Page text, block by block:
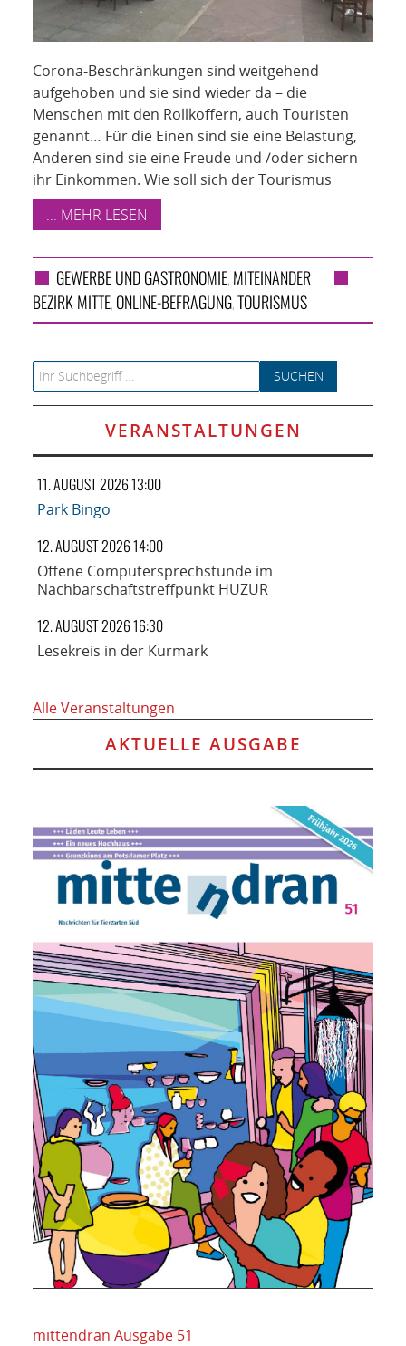
Corona-Beschränkungen sind weitgehend
aufgehoben und sie sind wieder da – die
Menschen mit den Rollkoffern, auch Touristen
genannt… Für die Einen sind sie eine Belastung,
Anderen sind sie eine Freude und /oder sichern
ihr Einkommen. Wie soll sich der Tourismus
... MEHR LESEN
GEWERBE UND GASTRONOMIE, MITEINANDER
BEZIRK MITTE, ONLINE-BEFRAGUNG,TOURISMUS
Search for:
VERANSTALTUNGEN
11. AUGUST 2026 13:00
Park Bingo
12. AUGUST 2026 14:00
Offene Computersprechstunde im
Nachbarschaftstreffpunkt HUZUR
12. AUGUST 2026 16:30
Lesekreis in der Kurmark
Alle Veranstaltungen
AKTUELLE AUSGABE
mittendran Ausgabe 51